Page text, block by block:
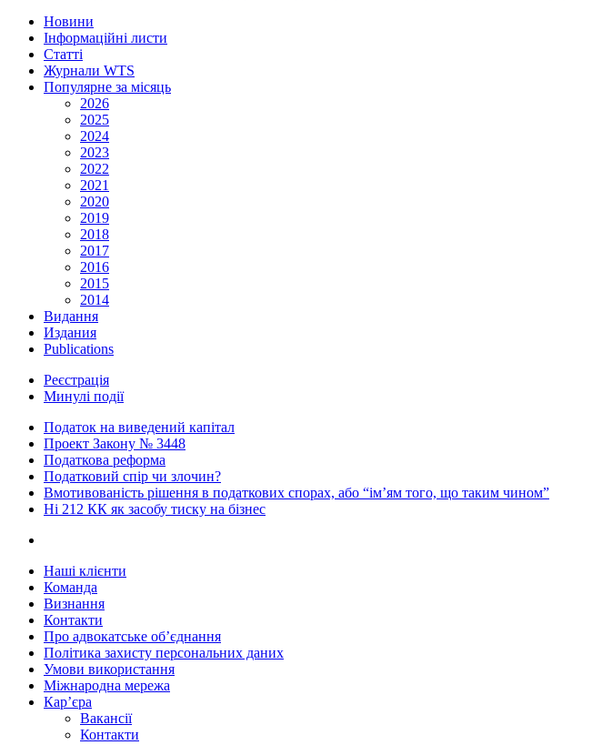
Новини
Інформаційні листи
Статті
Журнали WTS
Популярне за місяць
2026
2025
2024
2023
2022
2021
2020
2019
2018
2017
2016
2015
2014
Видання
Издания
Publications
Реєстрація
Минулі події
Податок на виведений капітал
Проект Закону № 3448
Податкова реформа
Податковий спір чи злочин?
Вмотивованість рішення в податкових спорах, або “ім’ям того, що таким чином”
Ні 212 КК як засобу тиску на бізнес
Наші клієнти
Команда
Визнання
Контакти
Про адвокатське об’єднання
Політика захисту персональних даних
Умови використання
Міжнародна мережа
Кар’єра
Вакансії
Контакти